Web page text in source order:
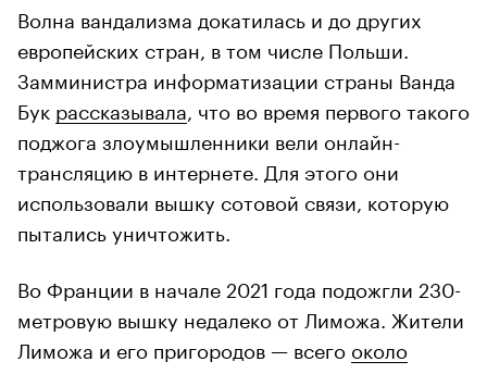
Волна вандализма докатилась и до других
европейских стран, в том числе Польши.
Замминистра информатизации страны Ванда
Бук рассказывала , что во время первого такого
поджога злоумышленники вели онлайн-
трансляцию в интернете. Для этого они
использовали вышку сотовой связи, которую
пытались уничтожить.
Во Франции в начале 2021 года подожгли 230-
метровую вышку недалеко от Лиможа. Жители
Лиможа и его пригородов — всего около